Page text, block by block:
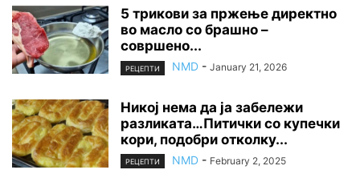
5 трикови за пржење директно
во масло со брашно –
совршено...
РЕЦЕПТИ NMD - January 21, 2026
Никој нема да ја забележи
разликата…Питички со купечки
кори, подобри отколку...
РЕЦЕПТИ NMD - February 2, 2025